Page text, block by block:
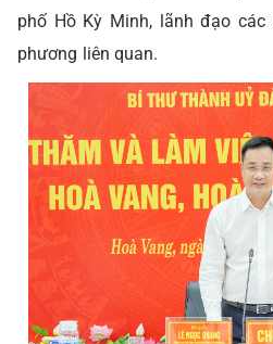
phố Hồ Kỳ Minh, lãnh đạo
phương liên quan.